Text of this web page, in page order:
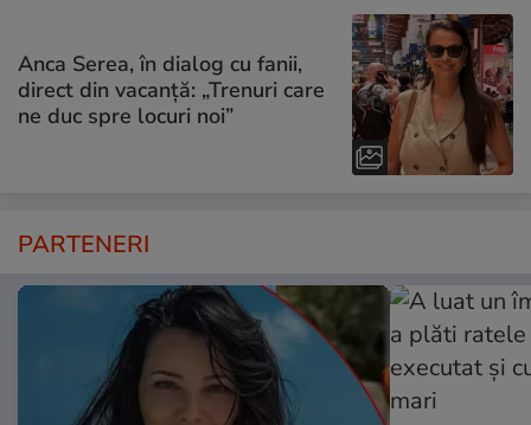
Anca Serea, în dialog cu fanii,
direct din vacanță: „Trenuri care
ne duc spre locuri noi”
PARTENERI